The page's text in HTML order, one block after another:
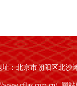
址：北京市朝阳区北沙